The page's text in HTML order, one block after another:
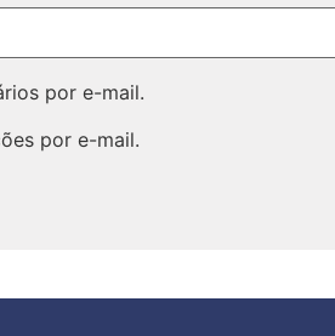
por e-mail.
por e-mail.